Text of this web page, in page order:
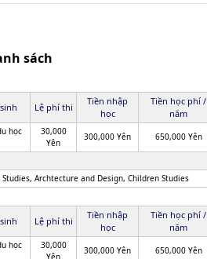
sách
Lệ phí thi
Tiền nhập
học
Tiền học phí /
năm
học
30,000
Yên
300,000 Yên 650,000 Yên
Archtecture and Design, Children Studies
Lệ phí thi
Tiền nhập
học
Tiền học phí /
năm
học
30,000
Yên
300,000 Yên 650,000 Yên